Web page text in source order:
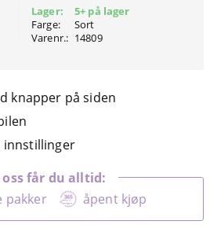
Lager:
Farge:
Varenr.:
5+ på lager
Sort
14809
knapper på siden
innstillinger
pakker åpent kjøp
oss får du alltid: